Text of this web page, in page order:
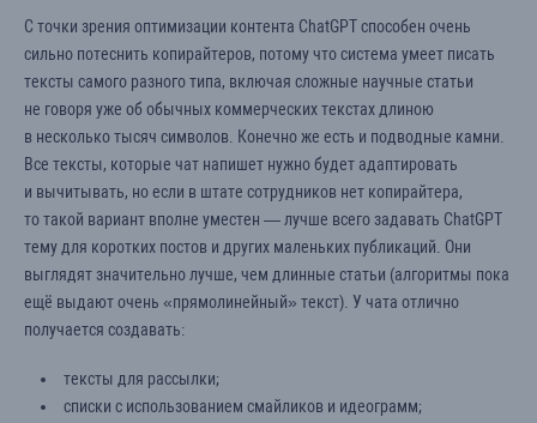
С точки зрения оптимизации контента ChatGPT способен очень
сильно потеснить копирайтеров, потому что система умеет писать
тексты самого разного типа, включая сложные научные статьи
не говоря уже об обычных коммерческих текстах длиною
в несколько тысяч символов. Конечно же есть и подводные камни.
Все тексты, которые чат напишет нужно будет адаптировать
и вычитывать, но если в штате сотрудников нет копирайтера,
то такой вариант вполне уместен — лучше всего задавать ChatGPT
тему для коротких постов и других маленьких публикаций. Они
выглядят значительно лучше, чем длинные статьи (алгоритмы пока
ещё выдают очень «прямолинейный» текст). У чата отлично
получается создавать:
тексты для рассылки;
списки с использованием смайликов и идеограмм;